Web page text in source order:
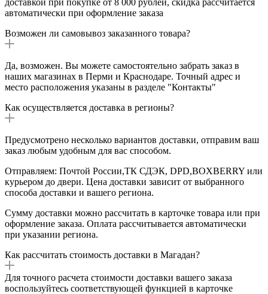
автоматически при оформление заказа
Возможен ли самовывоз заказанного товара?
Да, возможен. Вы можете самостоятельно забрать заказ в
наших магазинах в Перми и Краснодаре. Точный адрес и
место расположения указаны в разделе "Контакты"
Как осуществляется доставка в регионы?
Предусмотрено несколько вариантов доставки, отправим ваш
заказ любым удобным для вас способом.
Отправляем: Почтой России,ТК СДЭК, DPD,BOXBERRY или
курьером до двери. Цена доставки зависит от выбранного
способа доставки и вашего региона.
Сумму доставки можно рассчитать в карточке товара или при
оформление заказа. Оплата рассчитывается автоматически
при указании региона.
Как рассчитать стоимость доставки в Магадан?
Для точного расчета стоимости доставки вашего заказа
воспользуйтесь соответствующей функцией в карточке